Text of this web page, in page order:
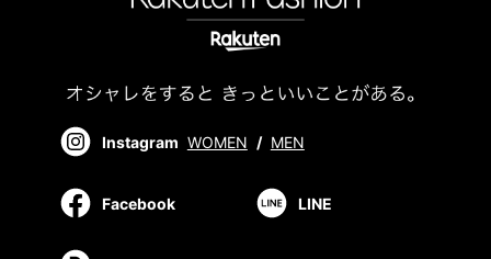
Instagram WOMEN / MEN
Facebook LINE